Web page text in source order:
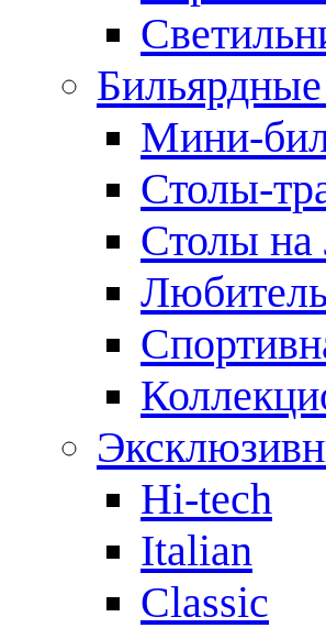
Мини-
Столы-
Столы
Hi-tech
Italian
Сlassic